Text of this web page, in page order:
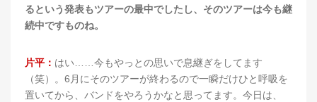
るという発表もツアーの最中でしたし、そのツアーは今も継
続中ですものね。
片平： はい……今もやっとの思いで息継ぎをしてます
（笑）。6月にそのツアーが終わるので一瞬だけひと呼吸を
置いてから、バンドをやろうかなと思ってます。今日は、